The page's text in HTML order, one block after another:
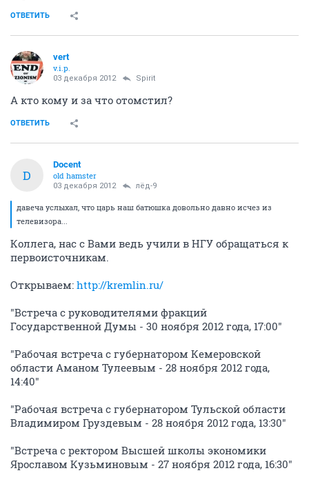
ОТВЕТИТЬ
vert
v.i.p.
03 декабря 2012 Spirit
А кто кому и за что отомстил?
ОТВЕТИТЬ
D
Docent
old hamster
03 декабря 2012 лёд-9
давеча услыхал, что царь наш батюшка довольно давно исчез из
телевизора...
Коллега, нас с Вами ведь учили в НГУ обращаться к
первоисточникам.
Открываем: http://kremlin.ru/
"Встреча с руководителями фракций
Государственной Думы - 30 ноября 2012 года, 17:00"
"Рабочая встреча с губернатором Кемеровской
области Аманом Тулеевым - 28 ноября 2012 года,
14:40"
"Рабочая встреча с губернатором Тульской области
Владимиром Груздевым - 28 ноября 2012 года, 13:30"
"Встреча с ректором Высшей школы экономики
Ярославом Кузьминовым - 27 ноября 2012 года, 16:30"